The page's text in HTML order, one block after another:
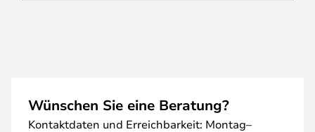
Wünschen Sie eine Beratung?
Kontaktdaten und Erreichbarkeit: Montag–